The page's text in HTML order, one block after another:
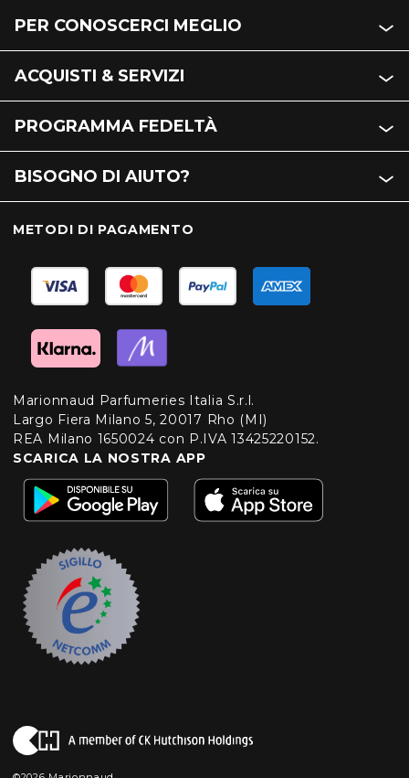
PER CONOSCERCI MEGLIO
ACQUISTI & SERVIZI
PROGRAMMA FEDELTÀ
BISOGNO DI AIUTO?
METODI DI PAGAMENTO
Marionnaud Parfumeries Italia S.r.l.
Largo Fiera Milano 5, 20017 Rho (MI)
REA Milano 1650024 con P.IVA 13425220152.
SCARICA LA NOSTRA APP